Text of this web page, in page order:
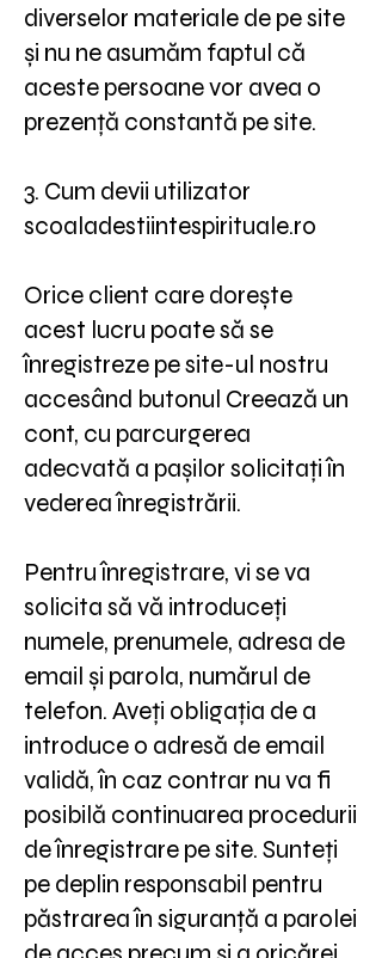
diverselor materiale de pe site
și nu ne asumăm faptul că
aceste persoane vor avea o
prezență constantă pe site.
3. Cum devii utilizator
scoaladestiintespirituale.ro
Orice client care dorește
acest lucru poate să se
înregistreze pe site-ul nostru
accesând butonul Creează un
cont, cu parcurgerea
adecvată a pașilor solicitați în
vederea înregistrării.
Pentru înregistrare, vi se va
solicita să vă introduceți
numele, prenumele, adresa de
email și parola, numărul de
telefon. Aveți obligația de a
introduce o adresă de email
validă, în caz contrar nu va fi
posibilă continuarea procedurii
de înregistrare pe site. Sunteți
pe deplin responsabil pentru
păstrarea în siguranță a parolei